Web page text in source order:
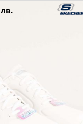
Skechers с мемори